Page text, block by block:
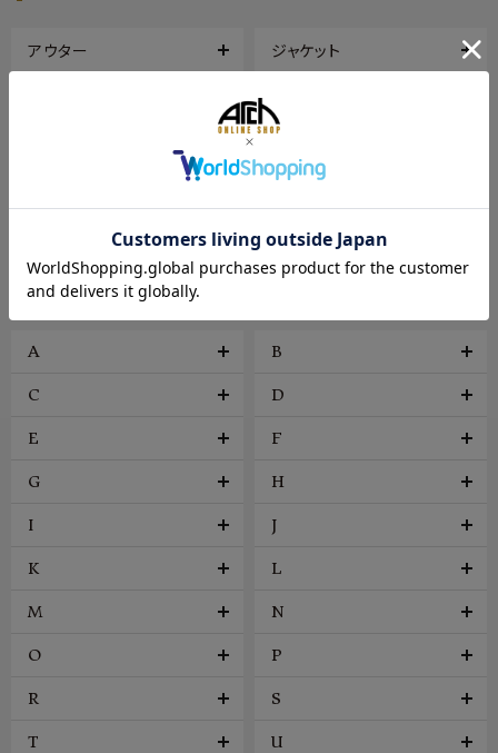
アウター ジャケット
アクセサリー
ファッション雑貨 ヴィンテージ
BRAND
A B
C D
E F
G H
I J
K L
M N
O P
R S
T U